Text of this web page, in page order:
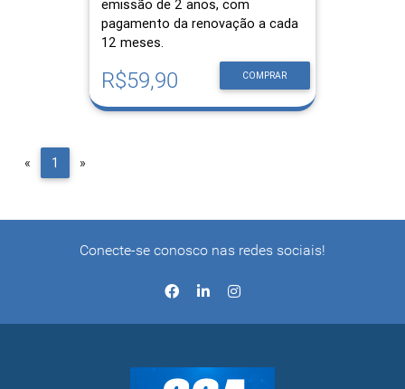
emissão de 2 anos, com
pagamento da renovação a cada
12 meses.
COMPRAR
R$59,90
« Previous
1 »
Conecte-se conosco nas redes sociais!